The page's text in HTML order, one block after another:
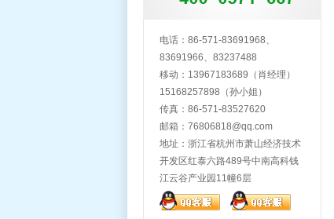
电话：86-571-83691968、
83691966、83237488
移动：13967183689（肖经理）
15168257898（孙小姐）
传真：86-571-83527620
邮箱： 76806818@qq.com
地址：浙江省杭州市萧山经济技术
开发区红泰六路489号中南高科钱
江云谷产业园11幢6层